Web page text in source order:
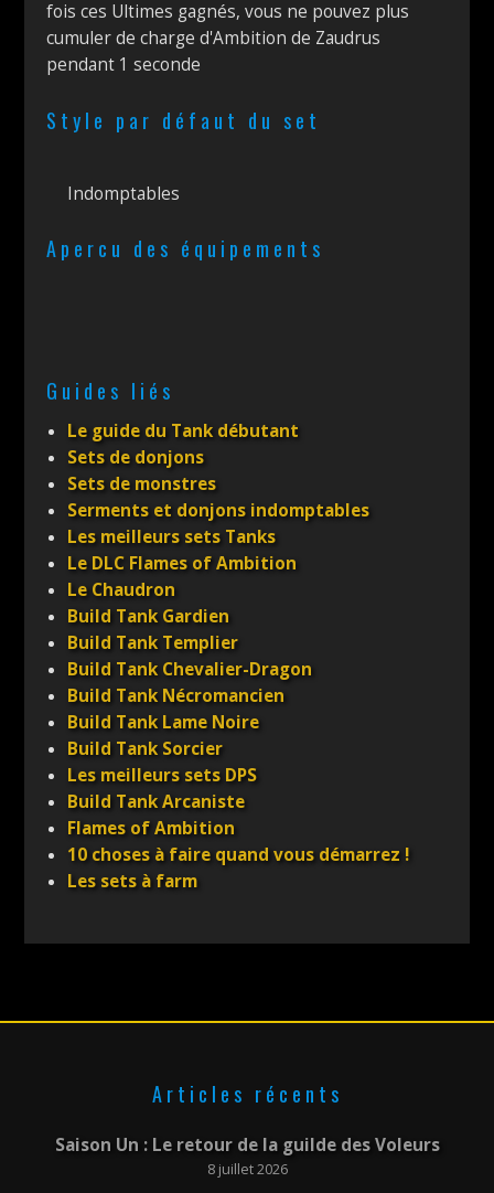
fois ces Ultimes gagnés, vous ne pouvez plus
cumuler de charge d'Ambition de Zaudrus
pendant 1 seconde
Style par défaut du set
Indomptables
Apercu des équipements
Guides liés
Le guide du Tank débutant
Sets de donjons
Sets de monstres
Serments et donjons indomptables
Les meilleurs sets Tanks
Le DLC Flames of Ambition
Le Chaudron
Build Tank Gardien
Build Tank Templier
Build Tank Chevalier-Dragon
Build Tank Nécromancien
Build Tank Lame Noire
Build Tank Sorcier
Les meilleurs sets DPS
Build Tank Arcaniste
Flames of Ambition
10 choses à faire quand vous démarrez !
Les sets à farm
Articles récents
Saison Un : Le retour de la guilde des Voleurs
8 juillet 2026